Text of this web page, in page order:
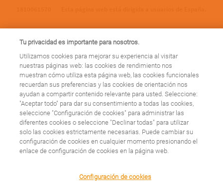
cierre_web
Esta página web se cerrará el 31 de marzo de 2023, ¡pero esto no es
una despedida! A partir de ahora encontrarás nuestros contenidos
sobre patologías enhttps://www.novartis.com/es-es/
¡Te esperamos! Gracias por formar parte de nuestra comunidad.
Tu privacidad es importante para nosotros.
Utilizamos cookies para mejorar su experiencia al visitar
nuestras páginas web: las cookies de rendimiento nos
muestran cómo utiliza esta página web, las cookies funcionales
recuerdan sus preferencias y las cookies de orientación nos
ayudan a compartir contenido relevante para usted. Seleccione:
"Aceptar todo" para dar su consentimiento a todas las cookies,
seleccione "Configuración de cookies" para administrar las
diferentes cookies o seleccione "Declinar todas" para utilizar
solo las cookies estrictamente necesarias. Puede cambiar su
configuración de cookies en cualquier momento presionando el
enlace de configuración de cookies en la página web.
Configuración de cookies
We use cookies on this site to enhance your user